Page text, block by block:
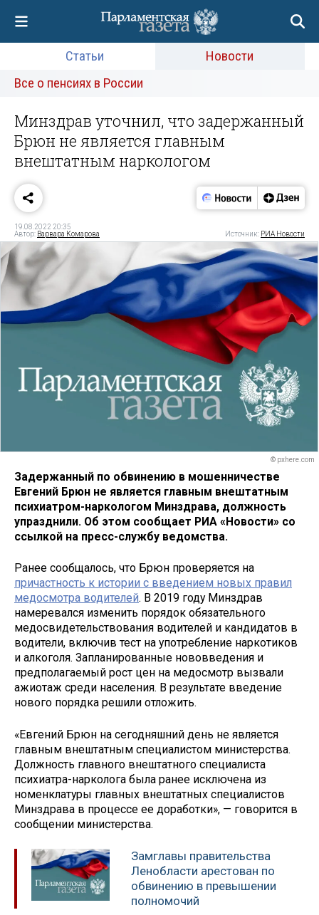
Статьи
Новости
Все о пенсиях в России
Минздрав уточнил, что задержанный
Брюн не является главным
внештатным наркологом
19.08.2022 20:35
Автор: Варвара Комарова Источник: РИА Новости
© pxhere.com
Задержанный по обвинению в мошенничестве
Евгений Брюн не является главным внештатным
психиатром-наркологом Минздрава, должность
упразднили. Об этом сообщает РИА «Новости» со
ссылкой на пресс-службу ведомства.
Ранее сообщалось, что Брюн проверяется на
причастность к истории с введением новых правил
медосмотра водителей. В 2019 году Минздрав
намеревался изменить порядок обязательного
медосвидетельствования водителей и кандидатов в
водители, включив тест на употребление наркотиков
и алкоголя. Запланированные нововведения и
предполагаемый рост цен на медосмотр вызвали
ажиотаж среди населения. В результате введение
нового порядка решили отложить.
«Евгений Брюн на сегодняшний день не является
главным внештатным специалистом министерства.
Должность главного внештатного специалиста
психиатра-нарколога была ранее исключена из
номенклатуры главных внештатных специалистов
Минздрава в процессе ее доработки», — говорится в
сообщении министерства.
Замглавы правительства
Ленобласти арестован по
обвинению в превышении
полномочий